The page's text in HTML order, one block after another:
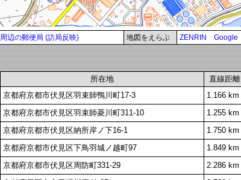
周辺の郵便局 (訪局反映) 地図をえらぶ ZENRIN Google
所在地 直線距離
京都府京都市伏見区羽束師鴨川町17-3 1.166 km
京都府京都市伏見区羽束師菱川町311-10 1.255 km
京都府京都市伏見区納所岸ノ下16-1 1.750 km
京都府京都市伏見区下鳥羽城ノ越町97 1.849 km
京都府京都市伏見区周防町331-29 2.286 km